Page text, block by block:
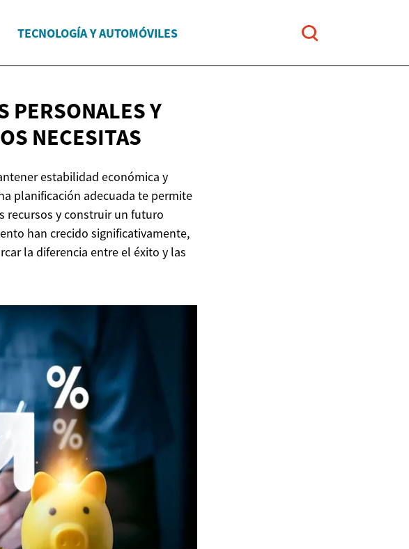
TECNOLOGÍA Y AUTOMÓVILES
PERSONALES Y
NECESITAS
estabilidad económica y
planificación adecuada te permite
recursos y construir un futuro
han crecido significativamente,
la diferencia entre el éxito y las